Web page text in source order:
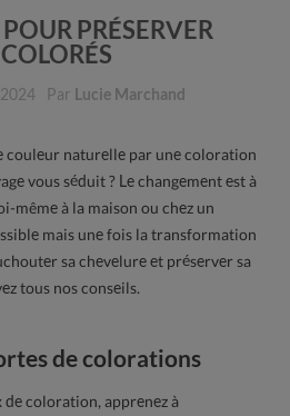
PRÉSERVER
Par Lucie Marchand
couleur naturelle par une coloration
vous séduit ? Le changement est à
même à la maison ou chez un
mais une fois la transformation
sa chevelure et préserver sa
tous nos conseils.
de colorations
coloration, apprenez à